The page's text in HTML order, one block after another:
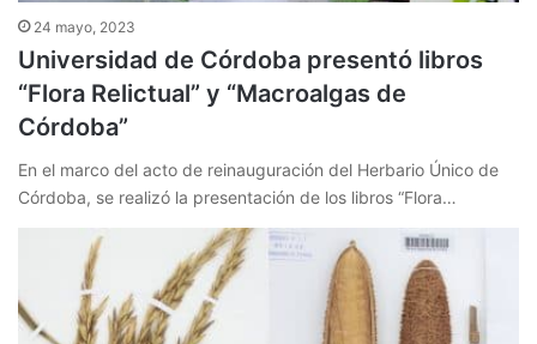
24 mayo, 2023
Universidad de Córdoba presentó libros
“Flora Relictual” y “Macroalgas de
Córdoba”
En el marco del acto de reinauguración del Herbario Único de
Córdoba, se realizó la presentación de los libros “Flora…